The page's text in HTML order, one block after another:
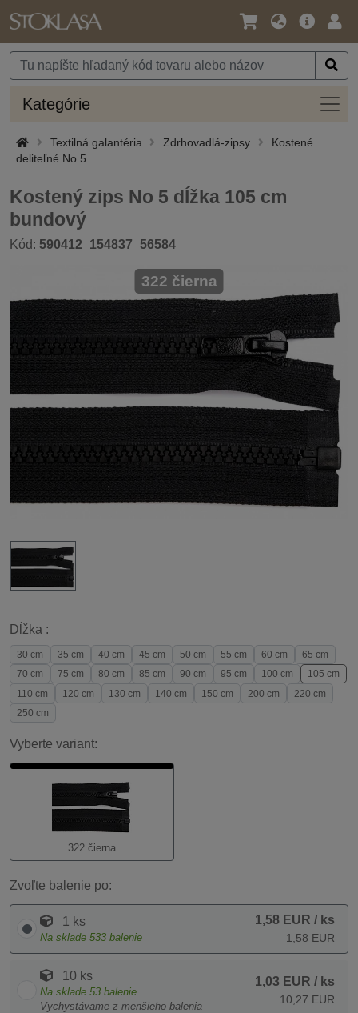
Jazyk
Mena
Hlavná
Kategórie
Textilná galantéria Zdrhovadlá-zipsy
Kostené
deliteľné No 5
Kostený zips No 5 dĺžka 105 cm
bundový
Kód: 590412_154837_56584
322 čierna
Dĺžka :
30 cm 35 cm 40 cm 45 cm 50 cm 55 cm 60 cm
65 cm
70 cm
75 cm 80 cm 85 cm 90 cm 95 cm 100 cm
105 cm
110 cm
120 cm 130 cm 140 cm 150 cm 200 cm
220 cm
250 cm
Vyberte variant:
322 čierna
Zvoľte balenie po:
1 ks
Na sklade 533 balenie
1,58 EUR / ks
1,58 EUR
10 ks
Na sklade 53 balenie
Vychystávame z menšieho balenia
1,03 EUR / ks
10,27 EUR